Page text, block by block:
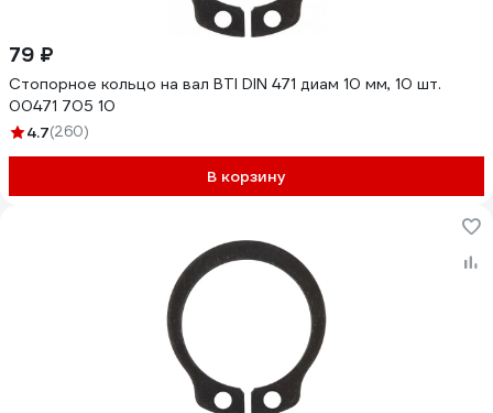
79 ₽
Стопорное кольцо на вал BTI DIN 471 диам 10 мм, 10 шт.
00471 705 10
4.7(260)
В корзину